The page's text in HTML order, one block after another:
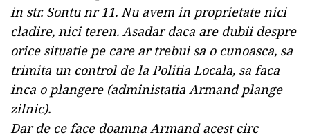
in str. Sontu nr 11. Nu avem in proprietate nici
cladire, nici teren. Asadar daca are dubii despre
orice situatie pe care ar trebui sa o cunoasca, sa
trimita un control de la Politia Locala, sa faca
inca o plangere (administatia Armand plange
zilnic).
Dar de ce face doamna Armand acest circ